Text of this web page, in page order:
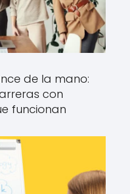
de la mano:
con
funcionan